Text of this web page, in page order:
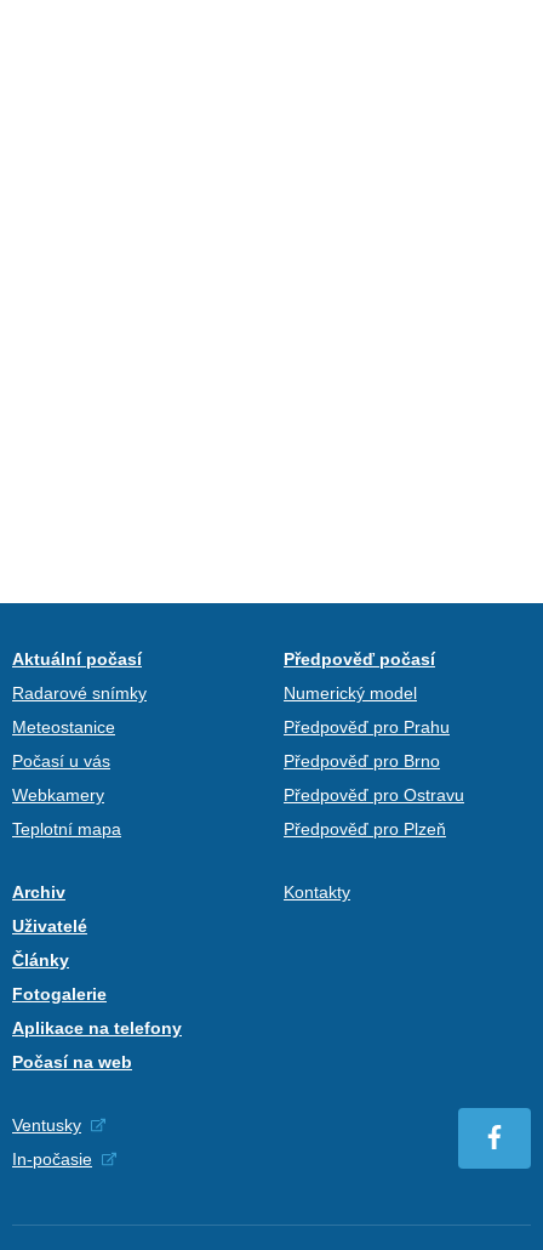
Aktuální počasí
Radarové snímky
Meteostanice
Počasí u vás
Webkamery
Teplotní mapa
Předpověď počasí
Numerický model
Předpověď pro Prahu
Předpověď pro Brno
Předpověď pro Ostravu
Předpověď pro Plzeň
Archiv
Uživatelé
Články
Fotogalerie
Aplikace na telefony
Počasí na web
Kontakty
Ventusky
In-počasie